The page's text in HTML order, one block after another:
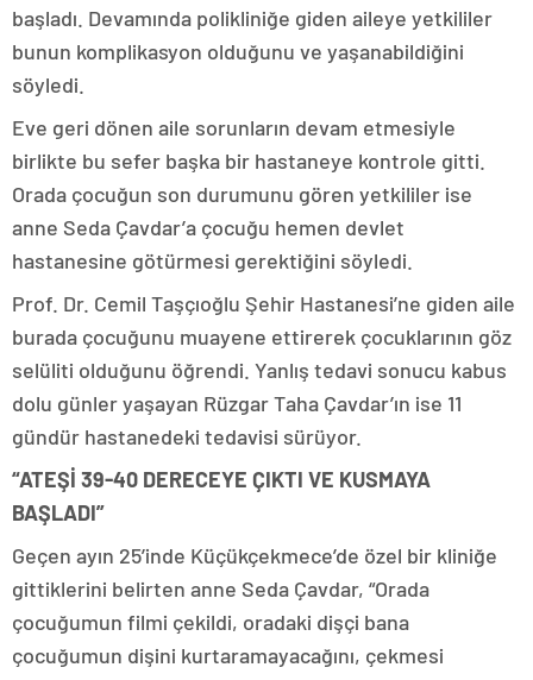
başladı. Devamında polikliniğe giden aileye yetkililer
bunun komplikasyon olduğunu ve yaşanabildiğini
söyledi.
Eve geri dönen aile sorunların devam etmesiyle
birlikte bu sefer başka bir hastaneye kontrole gitti.
Orada çocuğun son durumunu gören yetkililer ise
anne Seda Çavdar’a çocuğu hemen devlet
hastanesine götürmesi gerektiğini söyledi.
Prof. Dr. Cemil Taşçıoğlu Şehir Hastanesi’ne giden aile
burada çocuğunu muayene ettirerek çocuklarının göz
selüliti olduğunu öğrendi. Yanlış tedavi sonucu kabus
dolu günler yaşayan Rüzgar Taha Çavdar’ın ise 11
gündür hastanedeki tedavisi sürüyor.
“ATEŞİ 39-40 DERECEYE ÇIKTI VE KUSMAYA
BAŞLADI”
Geçen ayın 25’inde Küçükçekmece’de özel bir kliniğe
gittiklerini belirten anne Seda Çavdar, “Orada
çocuğumun filmi çekildi, oradaki dişçi bana
çocuğumun dişini kurtaramayacağını, çekmesi